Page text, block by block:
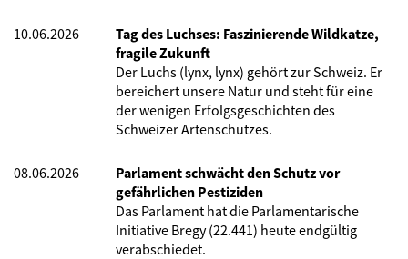
10.06.2026
Tag des Luchses: Faszinierende Wildkatze,
fragile Zukunft
Der Luchs (lynx, lynx) gehört zur Schweiz. Er
bereichert unsere Natur und steht für eine
der wenigen Erfolgsgeschichten des
Schweizer Artenschutzes.
08.06.2026
Parlament schwächt den Schutz vor
gefährlichen Pestiziden
Das Parlament hat die Parlamentarische
Initiative Bregy (22.441) heute endgültig
verabschiedet.